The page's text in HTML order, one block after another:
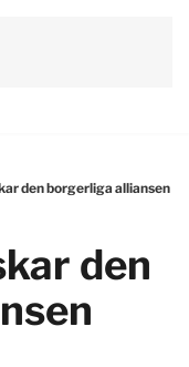
den borgerliga alliansen
den